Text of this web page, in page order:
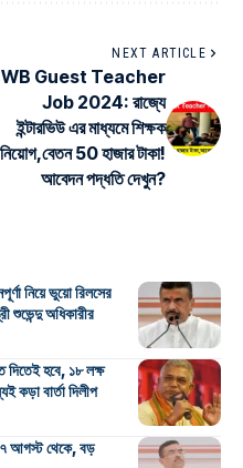
NEXT ARTICLE
WB Guest Teacher
Job 2024: রাজ্যে
ইন্টারভিউ এর মাধ্যমে শিক্ষক
নিয়োগ,বেতন 50 হাজার টাকা!
আবেদন পদ্ধতি দেখুন?
নিয়ে ভুয়ো রিলসের
শুভেন্দু অধিকারীর
দিতেই হবে, ১৮ লক্ষ
কড়া বার্তা দিলীপ
আগস্ট থেকে, বড়